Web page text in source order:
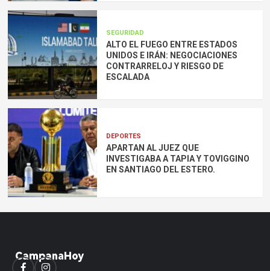
SEGURIDAD
ALTO EL FUEGO ENTRE ESTADOS
UNIDOS E IRÁN: NEGOCIACIONES
CONTRARRELOJ Y RIESGO DE
ESCALADA
DEPORTES
APARTAN AL JUEZ QUE
INVESTIGABA A TAPIA Y TOVIGGINO
EN SANTIAGO DEL ESTERO.